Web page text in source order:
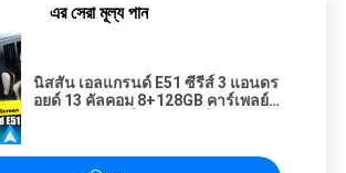
এর সেরা মূল্য পান
นิสสัน เอลแกรนด์ E51 ซีรีส์ 3 แอนดร
อยด์ 13 คัลคอม 8+128GB คาร์เพลย์